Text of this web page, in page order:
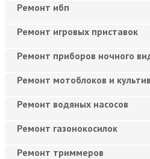
Ремонт ибп
Ремонт игровых приставок
Ремонт приборов ночного
Ремонт мотоблоков и
Ремонт водяных насосов
Ремонт газонокосилок
Ремонт триммеров